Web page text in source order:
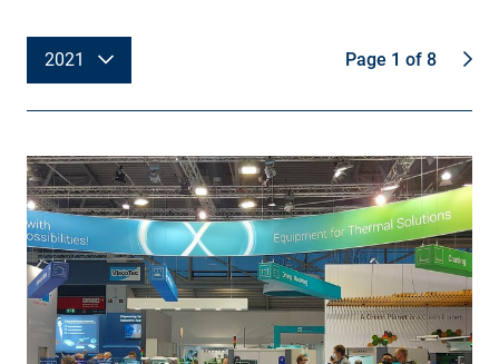
2021 Page 1 of 8